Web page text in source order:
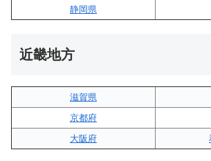
静岡県
近畿地方
滋賀県
京都府
大阪府